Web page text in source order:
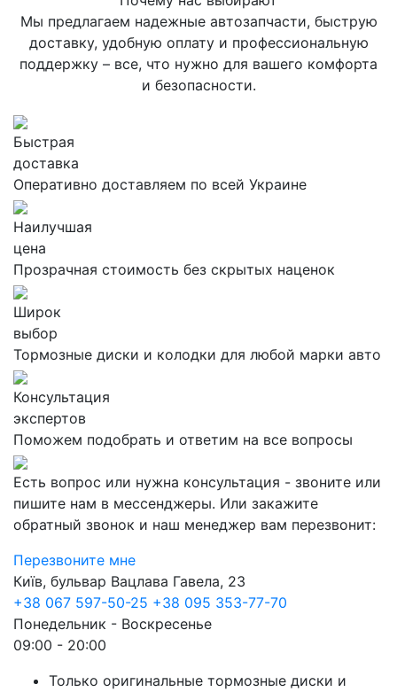
Мы предлагаем надежные автозапчасти, быструю
доставку, удобную оплату и профессиональную
поддержку – все, что нужно для вашего комфорта
и безопасности.
Быстрая
доставка
Оперативно доставляем по всей Украине
Наилучшая
цена
Прозрачная стоимость без скрытых наценок
Широк
выбор
Тормозные диски и колодки для любой марки авто
Консультация
экспертов
Поможем подобрать и ответим на все вопросы
Есть вопрос или нужна консультация - звоните или
пишите нам в мессенджеры. Или закажите
обратный звонок и наш менеджер вам перезвонит:
Перезвоните мне
Київ, бульвар Вацлава Гавела, 23
+38 067 597-50-25 +38 095 353-77-70
Понедельник - Воскресенье
09:00 - 20:00
Только оригинальные тормозные диски и